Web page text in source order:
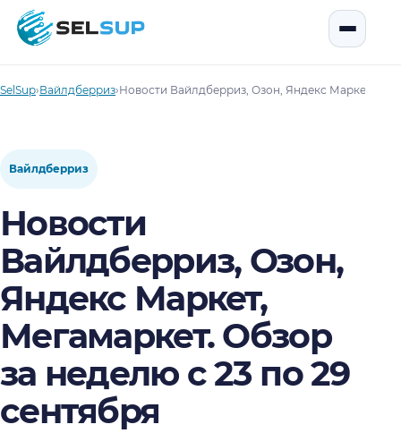
SelSup
SelSup›Вайлдберриз›Новости Вайлдберриз, Озон, Яндекс Маркет,
Вайлдберриз
Новости
Вайлдберриз, Озон,
Яндекс Маркет,
Мегамаркет. Обзор
за неделю с 23 по 29
сентября